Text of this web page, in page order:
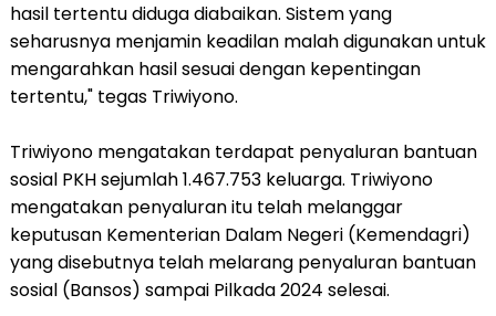
hasil tertentu diduga diabaikan. Sistem yang
seharusnya menjamin keadilan malah digunakan untuk
mengarahkan hasil sesuai dengan kepentingan
tertentu," tegas Triwiyono.
Triwiyono mengatakan terdapat penyaluran bantuan
sosial PKH sejumlah 1.467.753 keluarga. Triwiyono
mengatakan penyaluran itu telah melanggar
keputusan Kementerian Dalam Negeri (Kemendagri)
yang disebutnya telah melarang penyaluran bantuan
sosial (Bansos) sampai Pilkada 2024 selesai.